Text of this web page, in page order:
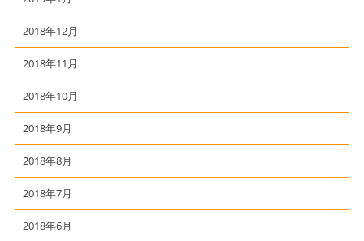
2018年12月
2018年11月
2018年10月
2018年9月
2018年8月
2018年7月
2018年6月